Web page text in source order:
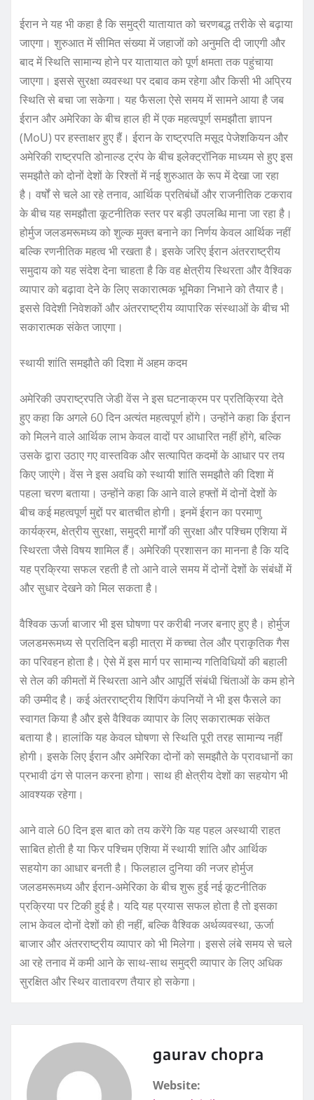
ईरान ने यह भी कहा है कि समुद्री यातायात को चरणबद्ध तरीके से बढ़ाया
जाएगा। शुरुआत में सीमित संख्या में जहाजों को अनुमति दी जाएगी और
बाद में स्थिति सामान्य होने पर यातायात को पूर्ण क्षमता तक पहुंचाया
जाएगा। इससे सुरक्षा व्यवस्था पर दबाव कम रहेगा और किसी भी अप्रिय
स्थिति से बचा जा सकेगा। यह फैसला ऐसे समय में सामने आया है जब
ईरान और अमेरिका के बीच हाल ही में एक महत्वपूर्ण समझौता ज्ञापन
(MoU) पर हस्ताक्षर हुए हैं। ईरान के राष्ट्रपति मसूद पेजेशकियन और
अमेरिकी राष्ट्रपति डोनाल्ड ट्रंप के बीच इलेक्ट्रॉनिक माध्यम से हुए इस
समझौते को दोनों देशों के रिश्तों में नई शुरुआत के रूप में देखा जा रहा
है। वर्षों से चले आ रहे तनाव, आर्थिक प्रतिबंधों और राजनीतिक टकराव
के बीच यह समझौता कूटनीतिक स्तर पर बड़ी उपलब्धि माना जा रहा है।
होर्मुज जलडमरूमध्य को शुल्क मुक्त बनाने का निर्णय केवल आर्थिक नहीं
बल्कि रणनीतिक महत्व भी रखता है। इसके जरिए ईरान अंतरराष्ट्रीय
समुदाय को यह संदेश देना चाहता है कि वह क्षेत्रीय स्थिरता और वैश्विक
व्यापार को बढ़ावा देने के लिए सकारात्मक भूमिका निभाने को तैयार है।
इससे विदेशी निवेशकों और अंतरराष्ट्रीय व्यापारिक संस्थाओं के बीच भी
सकारात्मक संकेत जाएगा।
स्थायी शांति समझौते की दिशा में अहम कदम
अमेरिकी उपराष्ट्रपति जेडी वेंस ने इस घटनाक्रम पर प्रतिक्रिया देते
हुए कहा कि अगले 60 दिन अत्यंत महत्वपूर्ण होंगे। उन्होंने कहा कि ईरान
को मिलने वाले आर्थिक लाभ केवल वादों पर आधारित नहीं होंगे, बल्कि
उसके द्वारा उठाए गए वास्तविक और सत्यापित कदमों के आधार पर तय
किए जाएंगे। वेंस ने इस अवधि को स्थायी शांति समझौते की दिशा में
पहला चरण बताया। उन्होंने कहा कि आने वाले हफ्तों में दोनों देशों के
बीच कई महत्वपूर्ण मुद्दों पर बातचीत होगी। इनमें ईरान का परमाणु
कार्यक्रम, क्षेत्रीय सुरक्षा, समुद्री मार्गों की सुरक्षा और पश्चिम एशिया में
स्थिरता जैसे विषय शामिल हैं। अमेरिकी प्रशासन का मानना है कि यदि
यह प्रक्रिया सफल रहती है तो आने वाले समय में दोनों देशों के संबंधों में
और सुधार देखने को मिल सकता है।
वैश्विक ऊर्जा बाजार भी इस घोषणा पर करीबी नजर बनाए हुए है। होर्मुज
जलडमरूमध्य से प्रतिदिन बड़ी मात्रा में कच्चा तेल और प्राकृतिक गैस
का परिवहन होता है। ऐसे में इस मार्ग पर सामान्य गतिविधियों की बहाली
से तेल की कीमतों में स्थिरता आने और आपूर्ति संबंधी चिंताओं के कम होने
की उम्मीद है। कई अंतरराष्ट्रीय शिपिंग कंपनियों ने भी इस फैसले का
स्वागत किया है और इसे वैश्विक व्यापार के लिए सकारात्मक संकेत
बताया है। हालांकि यह केवल घोषणा से स्थिति पूरी तरह सामान्य नहीं
होगी। इसके लिए ईरान और अमेरिका दोनों को समझौते के प्रावधानों का
प्रभावी ढंग से पालन करना होगा। साथ ही क्षेत्रीय देशों का सहयोग भी
आवश्यक रहेगा।
आने वाले 60 दिन इस बात को तय करेंगे कि यह पहल अस्थायी राहत
साबित होती है या फिर पश्चिम एशिया में स्थायी शांति और आर्थिक
सहयोग का आधार बनती है। फिलहाल दुनिया की नजर होर्मुज
जलडमरूमध्य और ईरान-अमेरिका के बीच शुरू हुई नई कूटनीतिक
प्रक्रिया पर टिकी हुई है। यदि यह प्रयास सफल होता है तो इसका
लाभ केवल दोनों देशों को ही नहीं, बल्कि वैश्विक अर्थव्यवस्था, ऊर्जा
बाजार और अंतरराष्ट्रीय व्यापार को भी मिलेगा। इससे लंबे समय से चले
आ रहे तनाव में कमी आने के साथ-साथ समुद्री व्यापार के लिए अधिक
सुरक्षित और स्थिर वातावरण तैयार हो सकेगा।
gaurav chopra
Website: